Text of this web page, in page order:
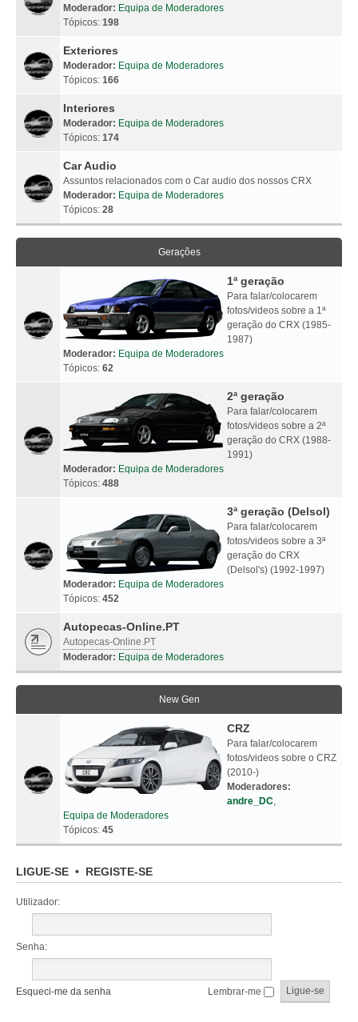
Moderador: Equipa de Moderadores
Tópicos: 198
Exteriores
Moderador: Equipa de Moderadores
Tópicos: 166
Interiores
Moderador: Equipa de Moderadores
Tópicos: 174
Car Audio
Assuntos relacionados com o Car audio dos nossos CRX
Moderador: Equipa de Moderadores
Tópicos: 28
Gerações
1ª geração
Para falar/colocarem
fotos/videos sobre a 1ª
geração do CRX (1985-
1987)
Moderador: Equipa de Moderadores
Tópicos: 62
2ª geração
Para falar/colocarem
fotos/videos sobre a 2ª
geração do CRX (1988-
1991)
Moderador: Equipa de Moderadores
Tópicos: 488
3ª geração (Delsol)
Para falar/colocarem
fotos/videos sobre a 3ª
geração do CRX
(Delsol's) (1992-1997)
Moderador: Equipa de Moderadores
Tópicos: 452
Autopecas-Online.PT
Autopecas-Online.PT
Moderador: Equipa de Moderadores
New Gen
CRZ
Para falar/colocarem
fotos/videos sobre o CRZ
(2010-)
Moderadores:
andre_DC,
Equipa de Moderadores
Tópicos: 45
LIGUE-SE • REGISTE-SE
Utilizador:
Senha:
Esqueci-me da senha Lembrar-me